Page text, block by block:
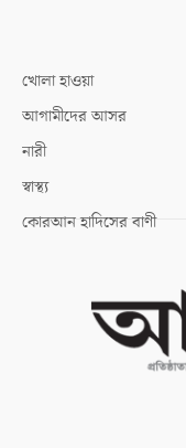
খোলা হাওয়া
আগামীদের আসর
নারী
স্বাস্থ্য
কোরআন হাদিসের বাণী